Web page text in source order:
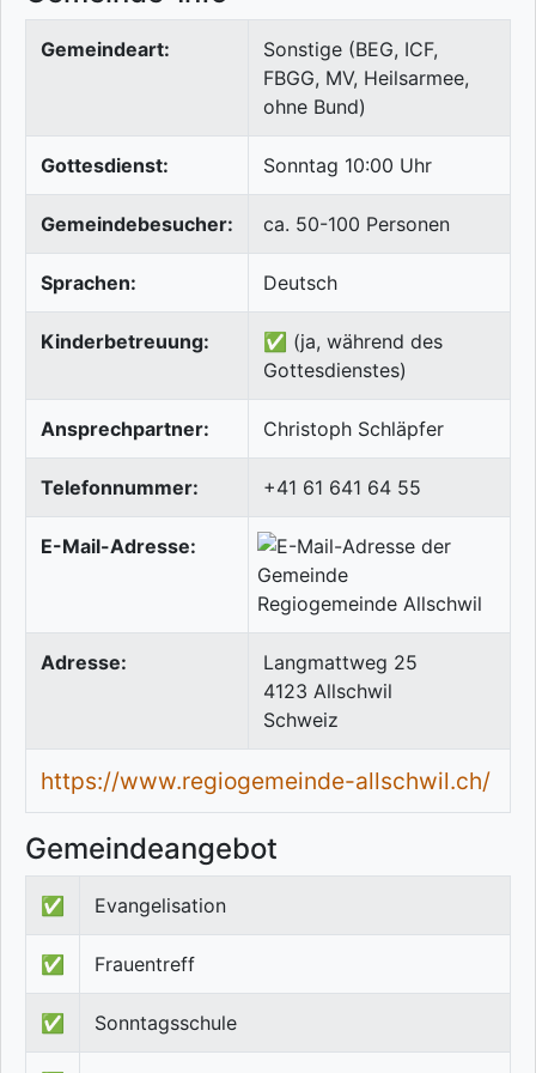
Gemeindeart:
Sonstige (BEG, ICF,
FBGG, MV, Heilsarmee,
ohne Bund)
Gottesdienst: Sonntag 10:00 Uhr
Gemeindebesucher: ca. 50-100 Personen
Sprachen: Deutsch
Kinderbetreuung:
✅ (ja, während des
Gottesdienstes)
Ansprechpartner: Christoph Schläpfer
Telefonnummer: +41 61 641 64 55
E-Mail-Adresse:
Adresse:
Langmattweg 25
4123 Allschwil
Schweiz
https://www.regiogemeinde-allschwil.ch/
Gemeindeangebot
✅ Evangelisation
✅ Frauentreff
✅ Sonntagsschule